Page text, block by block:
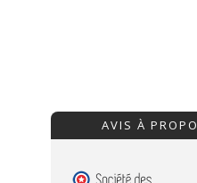
AVIS À